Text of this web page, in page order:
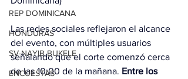
REP DOMINICANA
HONDURAS
SV-NAYIB BUKELE
ENCUESTAS
Las redes sociales reflejaron el alcance
del evento, con múltiples usuarios
señalando que el corte comenzó cerca
de las 10:00 de la mañana. Entre los